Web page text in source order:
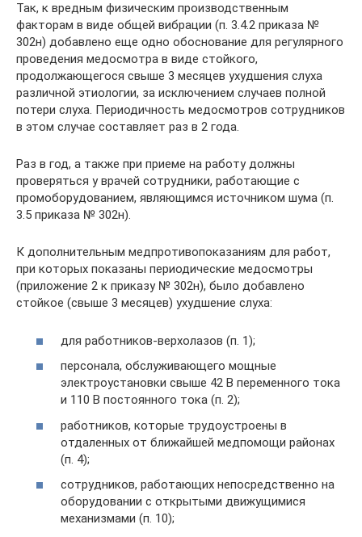
Так, к вредным физическим производственным
факторам в виде общей вибрации (п. 3.4.2 приказа №
302н) добавлено еще одно обоснование для регулярного
проведения медосмотра в виде стойкого,
продолжающегося свыше 3 месяцев ухудшения слуха
различной этиологии, за исключением случаев полной
потери слуха. Периодичность медосмотров сотрудников
в этом случае составляет раз в 2 года.
Раз в год, а также при приеме на работу должны
проверяться у врачей сотрудники, работающие с
промоборудованием, являющимся источником шума (п.
3.5 приказа № 302н).
К дополнительным медпротивопоказаниям для работ,
при которых показаны периодические медосмотры
(приложение 2 к приказу № 302н), было добавлено
стойкое (свыше 3 месяцев) ухудшение слуха:
для работников-верхолазов (п. 1);
персонала, обслуживающего мощные
электроустановки свыше 42 В переменного тока
и 110 В постоянного тока (п. 2);
работников, которые трудоустроены в
отдаленных от ближайшей медпомощи районах
(п. 4);
сотрудников, работающих непосредственно на
оборудовании с открытыми движущимися
механизмами (п. 10);